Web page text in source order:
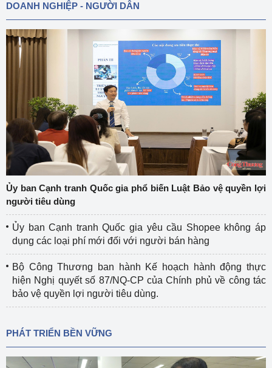
DOANH NGHIỆP - NGƯỜI DÂN
Ủy ban Cạnh tranh Quốc gia phổ biến Luật Bảo vệ quyền lợi
người tiêu dùng
Ủy ban Cạnh tranh Quốc gia yêu cầu Shopee không áp
dụng các loại phí mới đối với người bán hàng
Bộ Công Thương ban hành Kế hoạch hành động thực
hiện Nghị quyết số 87/NQ-CP của Chính phủ về công tác
bảo vệ quyền lợi người tiêu dùng.
PHÁT TRIỂN BỀN VỮNG